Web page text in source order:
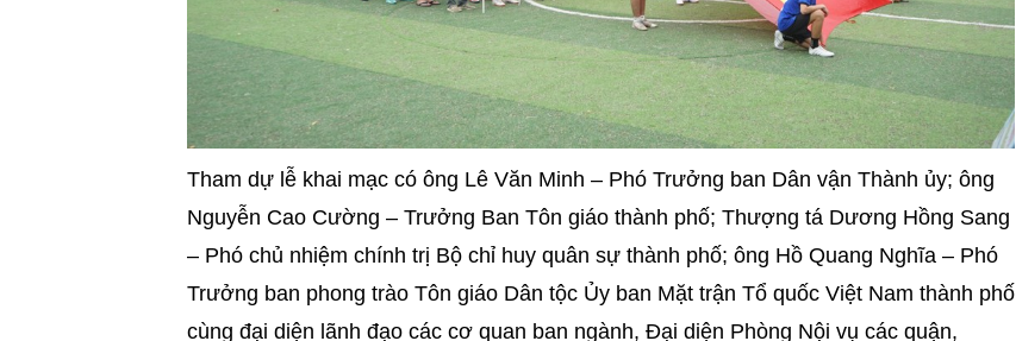
Tham dự lễ khai mạc có ông Lê Văn Minh – Phó Trưởng ban Dân vận Thành ủy; ông
Nguyễn Cao Cường – Trưởng Ban Tôn giáo thành phố; Thượng tá Dương Hồng Sang
– Phó chủ nhiệm chính trị Bộ chỉ huy quân sự thành phố; ông Hồ Quang Nghĩa – Phó
Trưởng ban phong trào Tôn giáo Dân tộc Ủy ban Mặt trận Tổ quốc Việt Nam thành phố
cùng đại diện lãnh đạo các cơ quan ban ngành, Đại diện Phòng Nội vụ các quận,